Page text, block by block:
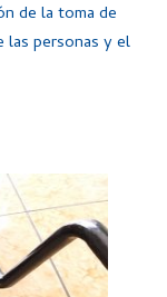
de la toma de
las personas y el